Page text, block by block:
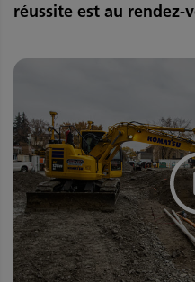
réussite est au rendez-